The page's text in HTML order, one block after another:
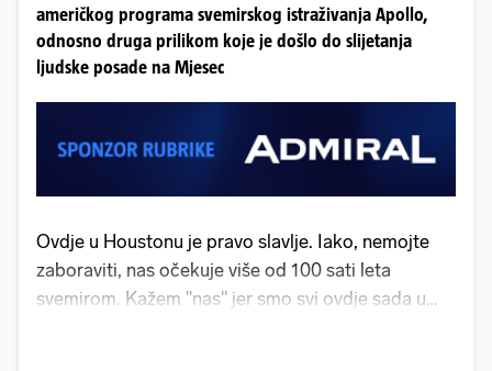
američkog programa svemirskog istraživanja Apollo,
odnosno druga prilikom koje je došlo do slijetanja
ljudske posade na Mjesec
Ovdje u Houstonu je pravo slavlje. Iako, nemojte
zaboraviti, nas očekuje više od 100 sati leta
svemirom. Kažem "nas" jer smo svi ovdje sada u